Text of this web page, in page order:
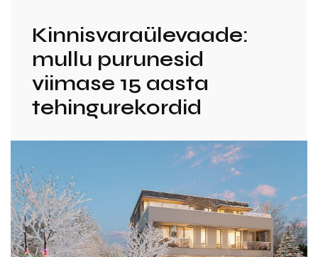
Kinnisvaraülevaade:
mullu purunesid
viimase 15 aasta
tehingurekordid